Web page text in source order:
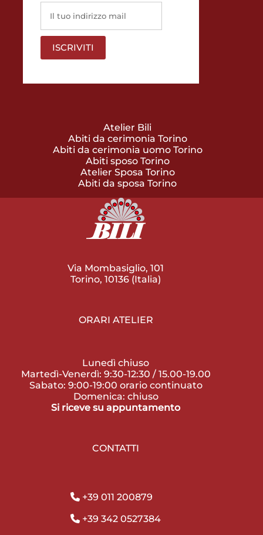
Atelier Bili
Abiti da cerimonia Torino
Abiti da cerimonia uomo Torino
Abiti sposo Torino
Atelier Sposa Torino
Abiti da sposa Torino
Via Mombasiglio, 101
Torino, 10136 (Italia)
ORARI ATELIER
Lunedì chiuso
Martedì-Venerdì: 9:30-12:30 / 15.00-19.00
Sabato: 9:00-19:00 orario continuato
Domenica: chiuso
Si riceve su appuntamento
CONTATTI
+39 011 200879
+39 342 0527384